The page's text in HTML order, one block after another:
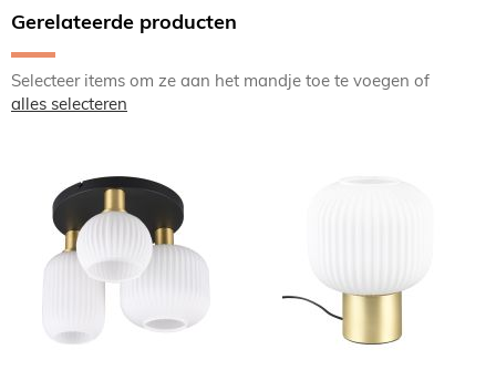
Gerelateerde producten
Selecteer items om ze aan het mandje toe te voegen of
alles selecteren